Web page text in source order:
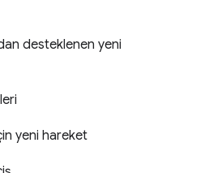
desteklenen yeni
yeni hareket